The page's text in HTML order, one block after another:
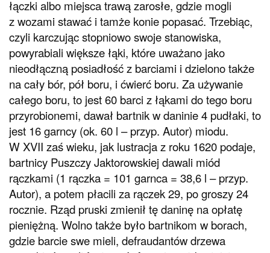
łączki albo miejsca trawą zarosłe, gdzie mogli
z wozami stawać i tamże konie popasać. Trzebiąc,
czyli karczując stopniowo swoje stanowiska,
powyrabiali większe łąki, które uważano jako
nieodłączną posiadłość z barciami i dzielono także
na cały bór, pół boru, i ćwierć boru. Za używanie
całego boru, to jest 60 barci z łąkami do tego boru
przyrobionemi, dawał bartnik w daninie 4 pudłaki, to
jest 16 garncy (ok. 60 l – przyp. Autor) miodu.
W XVII zaś wieku, jak lustracja z roku 1620 podaje,
bartnicy Puszczy Jaktorowskiej dawali miód
rączkami (1 rączka = 101 garnca = 38,6 l – przyp.
Autor), a potem płacili za rączek 29, po groszy 24
rocznie. Rząd pruski zmienił tę daninę na opłatę
pieniężną. Wolno także było bartnikom w borach,
gdzie barcie swe mieli, defraudantów drzewa